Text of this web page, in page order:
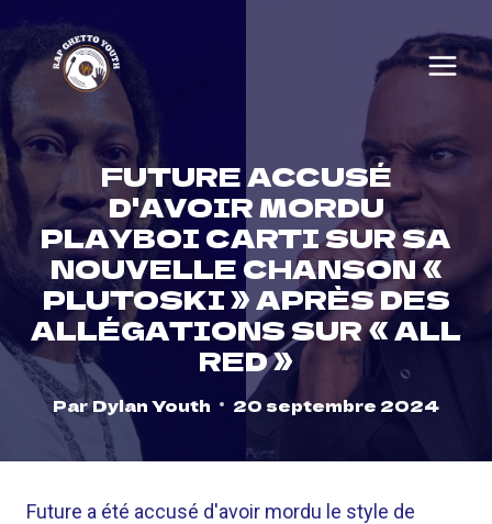
content
FUTURE ACCUSÉ
D'AVOIR MORDU
PLAYBOI CARTI SUR SA
NOUVELLE CHANSON «
PLUTOSKI » APRÈS DES
ALLÉGATIONS SUR « ALL
RED »
ParDylan Youth 20 septembre 2024
Future a été accusé d'avoir mordu le style de